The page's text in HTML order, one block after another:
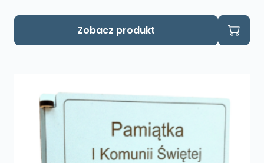
Zobacz produkt